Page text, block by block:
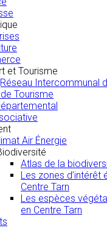
et Tourisme
Intercommunal
Tourisme
Air Énergie
Atlas de la
Les zones d’intérêt
Centre Tarn
Les espèces
en Centre Tarn